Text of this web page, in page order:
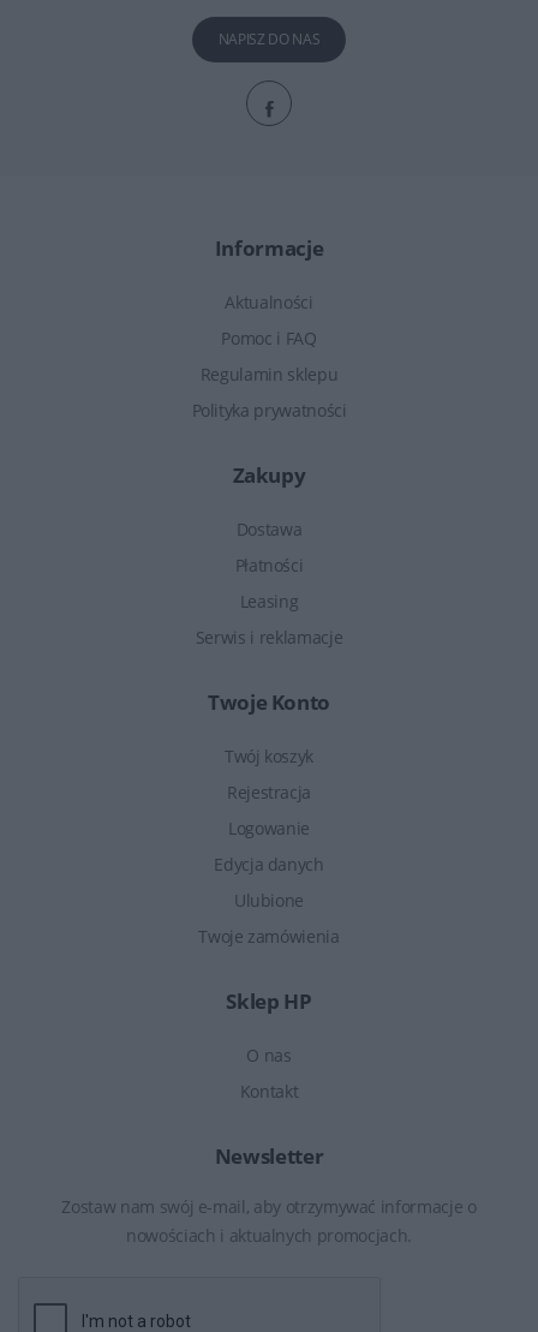
NAPISZ DO NAS
Informacje
Aktualności
Pomoc i FAQ
Regulamin sklepu
Polityka prywatności
Zakupy
Dostawa
Płatności
Leasing
Serwis i reklamacje
Twoje Konto
Twój koszyk
Rejestracja
Logowanie
Edycja danych
Ulubione
Twoje zamówienia
Sklep HP
O nas
Kontakt
Newsletter
Zostaw nam swój e-mail, aby otrzymywać informacje o
nowościach i aktualnych promocjach.